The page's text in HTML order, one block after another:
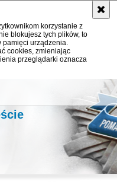
korzystanie z
blokujesz tych plików, to
pamięci urządzenia.
cookies, zmieniając
przeglądarki oznacza